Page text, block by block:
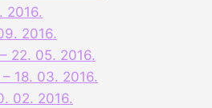
2016.
2016.
22. 05. 2016.
18. 03. 2016.
02. 2016.